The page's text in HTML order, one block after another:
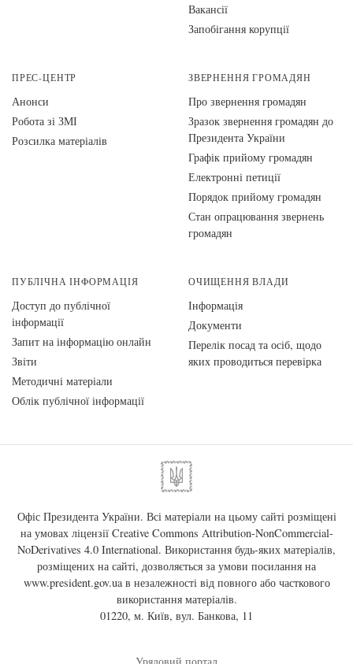
Вакансії
Запобігання корупції
ПРЕС-ЦЕНТР
Анонси
Робота зі ЗМІ
Розсилка матеріалів
ЗВЕРНЕННЯ ГРОМАДЯН
Про звернення громадян
Зразок звернення громадян до
Президента України
Графік прийому громадян
Електронні петиції
Порядок прийому громадян
Стан опрацювання звернень
громадян
ПУБЛІЧНА ІНФОРМАЦІЯ
Доступ до публічної
інформації
Запит на інформацію онлайн
Звіти
Методичні матеріали
Облік публічної інформації
ОЧИЩЕННЯ ВЛАДИ
Інформація
Документи
Перелік посад та осіб, щодо
яких проводиться перевірка
Офіс Президента України. Всі матеріали на цьому сайті розміщені
на умовах ліцензії Creative Commons Attribution-NonCommercial-
NoDerivatives 4.0 International. Використання будь-яких матеріалів,
розміщених на сайті, дозволяється за умови посилання на
www.president.gov.uaв незалежності від повного або часткового
використання матеріалів.
01220, м. Київ, вул. Банкова, 11